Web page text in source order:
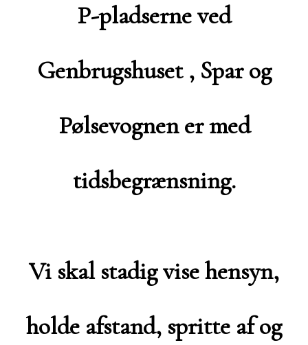
P-pladserne ved
Genbrugshuset , Spar og
Pølsevognen er med
tidsbegrænsning.
Vi skal stadig vise hensyn,
holde afstand, spritte af og